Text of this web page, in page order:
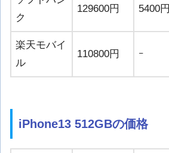
ク
129600円 5400円
楽天モバイ
ル
110800円 ｰ
iPhone13 512GBの価格